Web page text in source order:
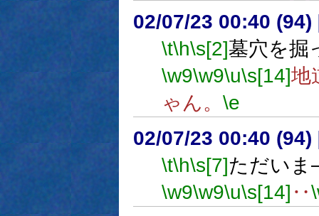
02/07/23 00:40 (94)
\t\h\s[2]墓穴を掘
\w9\w9\u\s[14]地
ゃん。 \e
02/07/23 00:40 (94)
\t\h\s[7]ただい
\w9\w9\u\s[14] ‥